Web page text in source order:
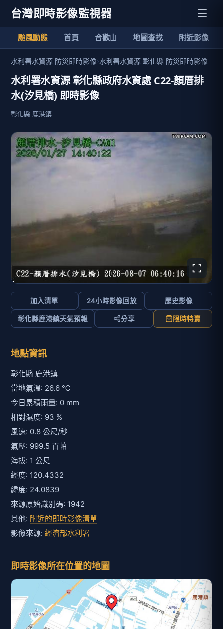
台灣即時影像監視器
颱風動態 首頁 合歡山 地圖查找 附近影像
水利署水資源 防災即時影像›水利署水資源 彰化縣 防災即時影像
水利署水資源 彰化縣政府水資處 C22-顏厝排
水(汐見橋) 即時影像
彰化縣 鹿港鎮
加入清單 24小時影像回放 歷史影像
彰化縣鹿港鎮天氣預報 分享 限時特賣
地點資訊
彰化縣 鹿港鎮
當地氣溫: 26.6 ℃
今日累積雨量: 0 mm
相對濕度: 93 %
風速: 0.8 公尺/秒
氣壓: 999.5 百帕
海拔: 1 公尺
經度: 120.4332
緯度: 24.0839
來源原始識別碼: 1942
其他: 附近的即時影像清單
影像來源: 經濟部水利署
即時影像所在位置的地圖